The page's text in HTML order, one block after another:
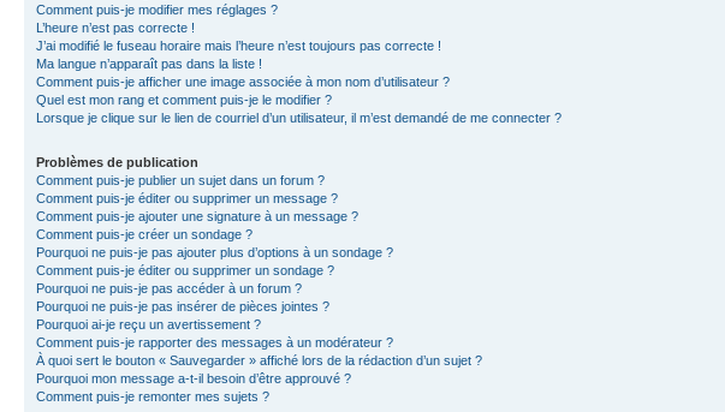
Comment puis-je modifier mes réglages ?
L’heure n’est pas correcte !
J’ai modifié le fuseau horaire mais l’heure n’est toujours pas correcte !
Ma langue n’apparaît pas dans la liste !
Comment puis-je afficher une image associée à mon nom d’utilisateur ?
Quel est mon rang et comment puis-je le modifier ?
Lorsque je clique sur le lien de courriel d’un utilisateur, il m’est demandé de me connecter ?
Problèmes de publication
Comment puis-je publier un sujet dans un forum ?
Comment puis-je éditer ou supprimer un message ?
Comment puis-je ajouter une signature à un message ?
Comment puis-je créer un sondage ?
Pourquoi ne puis-je pas ajouter plus d’options à un sondage ?
Comment puis-je éditer ou supprimer un sondage ?
Pourquoi ne puis-je pas accéder à un forum ?
Pourquoi ne puis-je pas insérer de pièces jointes ?
Pourquoi ai-je reçu un avertissement ?
Comment puis-je rapporter des messages à un modérateur ?
À quoi sert le bouton « Sauvegarder » affiché lors de la rédaction d’un sujet ?
Pourquoi mon message a-t-il besoin d’être approuvé ?
Comment puis-je remonter mes sujets ?